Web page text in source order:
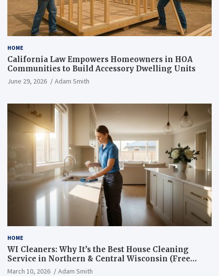
HOME
California Law Empowers Homeowners in HOA
Communities to Build Accessory Dwelling Units
June 29, 2026 Adam Smith
HOME
WI Cleaners: Why It’s the Best House Cleaning
Service in Northern & Central Wisconsin (Free
Consultation + Quote)
March 10, 2026 Adam Smith